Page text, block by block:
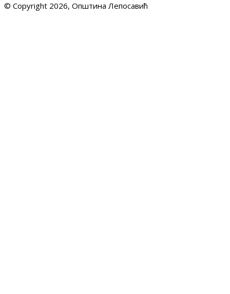
© Copyright 2026, Општина Лепосавић